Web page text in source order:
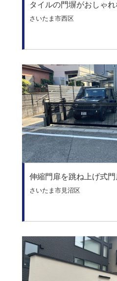
タイルの門塀がおしゃ
さいたま市西区
伸縮門扉を跳ね上げ式
さいたま市見沼区